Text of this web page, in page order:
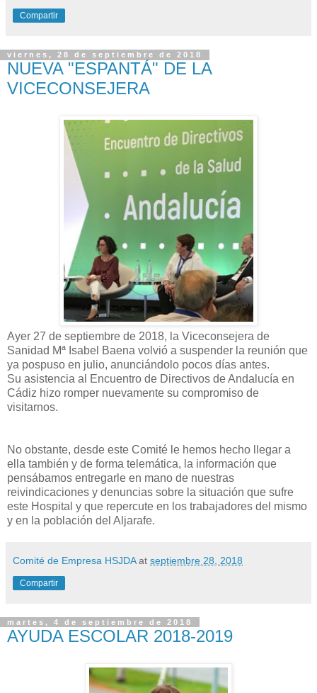
Compartir
viernes, 28 de septiembre de 2018
NUEVA "ESPANTÁ" DE LA
VICECONSEJERA
Ayer 27 de septiembre de 2018, la Viceconsejera de
Sanidad Mª Isabel Baena volvió a suspender la reunión que
ya pospuso en julio, anunciándolo pocos días antes.
Su asistencia al Encuentro de Directivos de Andalucía en
Cádiz hizo romper nuevamente su compromiso de
visitarnos.
No obstante, desde este Comité le hemos hecho llegar a
ella también y de forma telemática, la información que
pensábamos entregarle en mano de nuestras
reivindicaciones y denuncias sobre la situación que sufre
este Hospital y que repercute en los trabajadores del mismo
y en la población del Aljarafe.
Comité de Empresa HSJDA at septiembre 28, 2018
Compartir
martes, 4 de septiembre de 2018
AYUDA ESCOLAR 2018-2019